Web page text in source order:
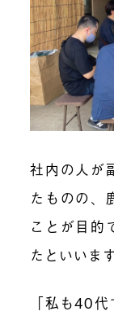
社内の人が
たものの、
ことが目的
たといいます
「私も40